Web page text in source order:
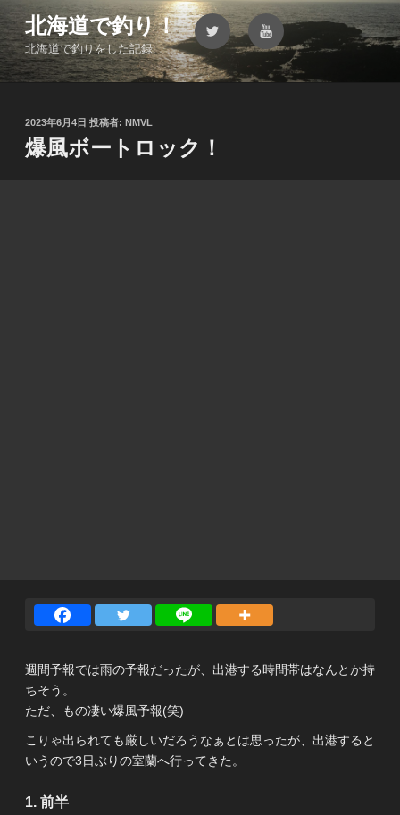
ン
テ
ン
北海道で釣り！
北海道で釣りをした記録
Twitter YouTube
投
稿
日:
2023年6月4日 投稿者: NMVL
爆風ボートロック！
週間予報では雨の予報だったが、出港する時間帯はなんとか持
ちそう。
ただ、もの凄い爆風予報(笑)
こりゃ出られても厳しいだろうなぁとは思ったが、出港すると
いうので3日ぶりの室蘭へ行ってきた。
前半